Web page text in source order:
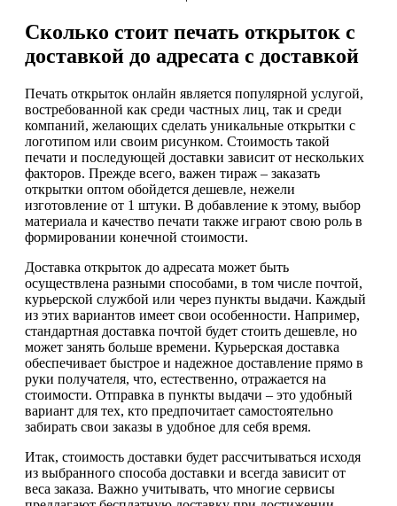
Сколько стоит печать открыток с
доставкой до адресата с доставкой
Печать открыток онлайн является популярной услугой,
востребованной как среди частных лиц, так и среди
компаний, желающих сделать уникальные открытки с
логотипом или своим рисунком. Стоимость такой
печати и последующей доставки зависит от нескольких
факторов. Прежде всего, важен тираж – заказать
открытки оптом обойдется дешевле, нежели
изготовление от 1 штуки. В добавление к этому, выбор
материала и качество печати также играют свою роль в
формировании конечной стоимости.
Доставка открыток до адресата может быть
осуществлена разными способами, в том числе почтой,
курьерской службой или через пункты выдачи. Каждый
из этих вариантов имеет свои особенности. Например,
стандартная доставка почтой будет стоить дешевле, но
может занять больше времени. Курьерская доставка
обеспечивает быстрое и надежное доставление прямо в
руки получателя, что, естественно, отражается на
стоимости. Отправка в пункты выдачи – это удобный
вариант для тех, кто предпочитает самостоятельно
забирать свои заказы в удобное для себя время.
Итак, стоимость доставки будет рассчитываться исходя
из выбранного способа доставки и всегда зависит от
веса заказа. Важно учитывать, что многие сервисы